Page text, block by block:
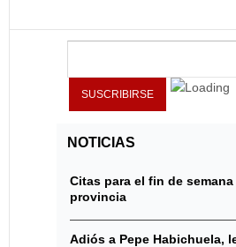
NOTICIAS
Citas para el fin de
provincia
Adiós a Pepe Habichuela,